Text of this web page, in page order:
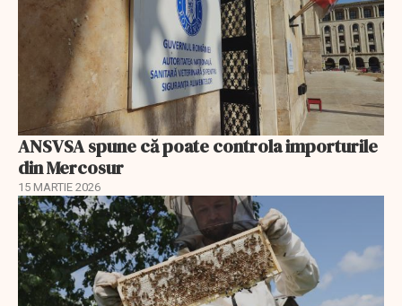
ANSVSA spune că poate controla importurile
din Mercosur
15 MARTIE 2026